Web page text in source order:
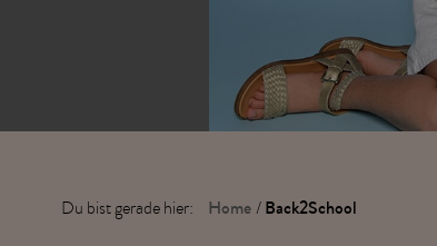
Du bist gerade hier: Home/Back2School